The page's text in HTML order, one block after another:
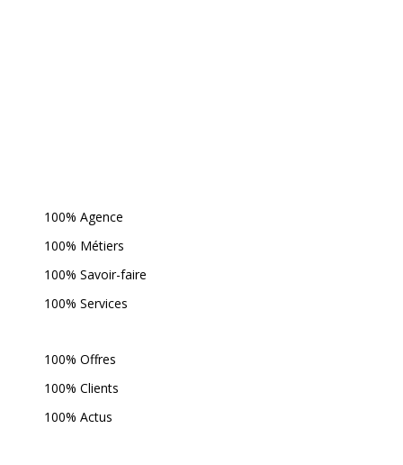
100% Agence
100% Métiers
100% Savoir-faire
100% Services
100% Offres
100% Clients
100% Actus